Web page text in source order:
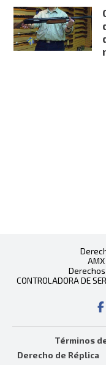
CONTROLADORA DE
Términos
Derecho de Réplica